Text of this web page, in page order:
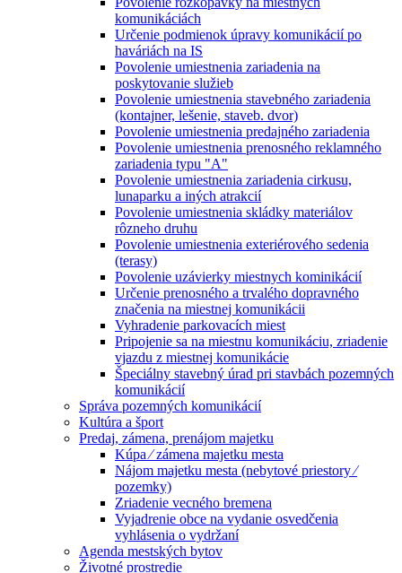
komunikáciách
Určenie podmienok úpravy komunikácií po
haváriách na IS
Povolenie umiestnenia zariadenia na
poskytovanie služieb
Povolenie umiestnenia stavebného zariadenia
(kontajner, lešenie, staveb. dvor)
Povolenie umiestnenia predajného zariadenia
Povolenie umiestnenia prenosného reklamného
zariadenia typu "A"
Povolenie umiestnenia zariadenia cirkusu,
lunaparku a iných atrakcií
Povolenie umiestnenia skládky materiálov
rôzneho druhu
Povolenie umiestnenia exteriérového sedenia
(terasy)
Povolenie uzávierky miestnych kominikácií
Určenie prenosného a trvalého dopravného
značenia na miestnej komunikácii
Vyhradenie parkovacích miest
Pripojenie sa na miestnu komunikáciu, zriadenie
vjazdu z miestnej komunikácie
Špeciálny stavebný úrad pri stavbách pozemných
komunikácií
Správa pozemných komunikácií
Kultúra a šport
Predaj, zámena, prenájom majetku
Kúpa ⁄ zámena majetku mesta
Nájom majetku mesta (nebytové priestory ⁄
pozemky)
Zriadenie vecného bremena
Vyjadrenie obce na vydanie osvedčenia
vyhlásenia o vydržaní
Agenda mestských bytov
Životné prostredie